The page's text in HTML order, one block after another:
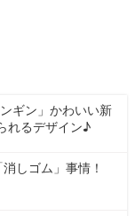
ギン」かわいい新
れるデザイン♪
しゴム」事情！